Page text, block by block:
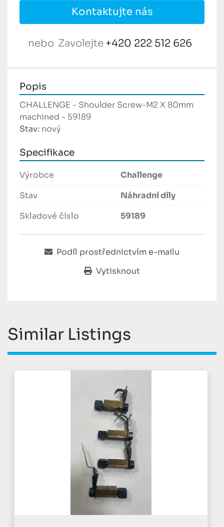
Kontaktujte nás
nebo Zavolejte +420 222 512 626
Popis
CHALLENGE - Shoulder Screw-M2 X 80mm
machined - 59189
Stav: nový
Specifikace
Výrobce
Challenge
Stav
Náhradní díly
Skladové číslo
59189
Podíl prostřednictvím e-mailu
Vytisknout
Similar Listings